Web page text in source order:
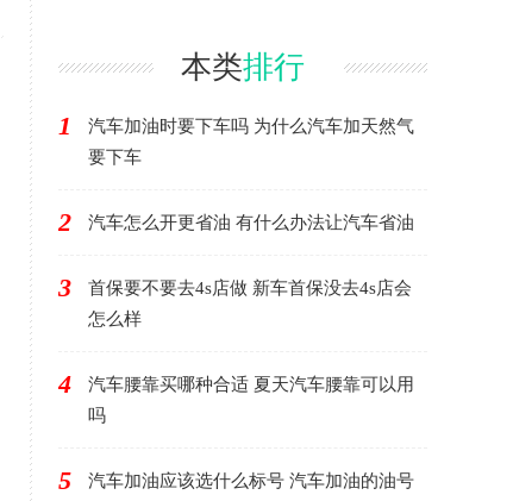
本类排行
1
汽车加油时要下车吗 为什么汽车加天然气
要下车
2 汽车怎么开更省油 有什么办法让汽车省油
3
首保要不要去4s店做 新车首保没去4s店会
怎么样
4
汽车腰靠买哪种合适 夏天汽车腰靠可以用
吗
5
汽车加油应该选什么标号 汽车加油的油号